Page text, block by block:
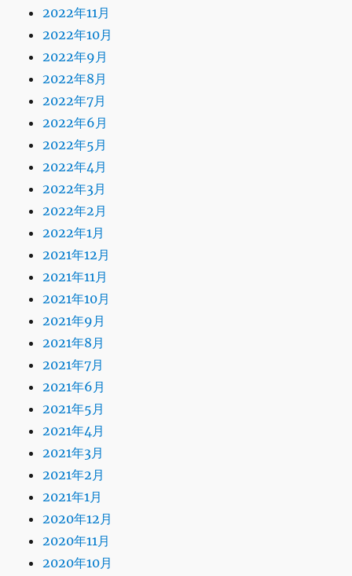
2022年11月
2022年10月
2022年9月
2022年8月
2022年7月
2022年6月
2022年5月
2022年4月
2022年3月
2022年2月
2022年1月
2021年12月
2021年11月
2021年10月
2021年9月
2021年8月
2021年7月
2021年6月
2021年5月
2021年4月
2021年3月
2021年2月
2021年1月
2020年12月
2020年11月
2020年10月